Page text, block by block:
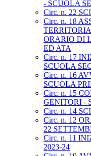
- SCUOLA
Circ. n. 22
Circ. n. 18
ORARIO DI
ED ATA
Circ. n. 17
SCUOLA
Circ. n. 16
SCUOLA
Circ. n. 15
GENITORI -
Circ. n. 14
Circ. n. 12
22
Circ. n. 11
2023-24